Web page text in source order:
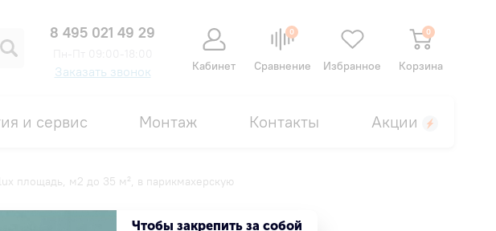
8 495 021 49 29
Заказать звонок Кабинет
0
Сравнение Избранное
0
Корзина
и сервис Монтаж Контакты Акции
площадь, м2 до 35 м², в парикмахерскую
парикмахерскуюЧтобы закрепить за собой